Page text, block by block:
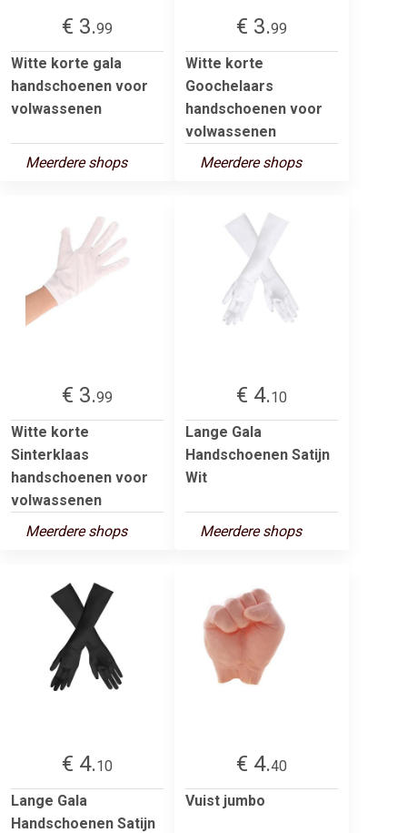
€ 3.99
Witte korte gala
handschoenen voor
volwassenen
Meerdere shops
€ 3.99
Witte korte
Goochelaars
handschoenen voor
volwassenen
Meerdere shops
€ 3.99
Witte korte
Sinterklaas
handschoenen voor
volwassenen
Meerdere shops
€ 4.10
Lange Gala
Handschoenen Satijn
Wit
Meerdere shops
€ 4.10
Lange Gala
Handschoenen Satijn
€ 4.40
Vuist jumbo